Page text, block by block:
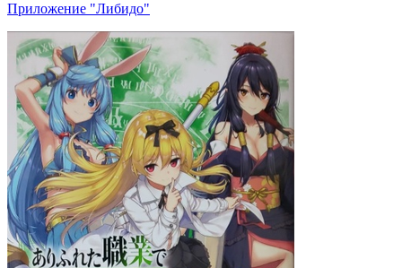
Приложение "Либидо"